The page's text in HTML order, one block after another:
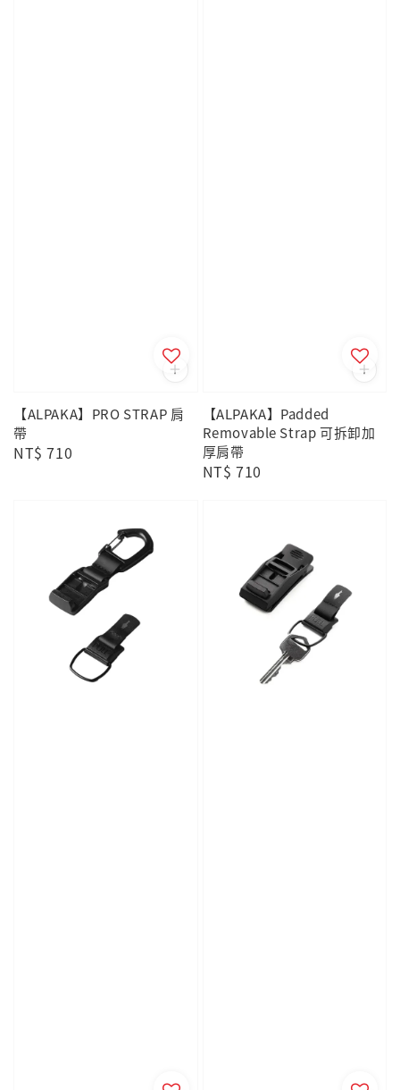
【ALPAKA】PRO STRAP 肩
帶
Regular
NT$ 710
【ALPAKA】Padded
Removable Strap 可拆卸加
厚肩帶
Regular
NT$ 710